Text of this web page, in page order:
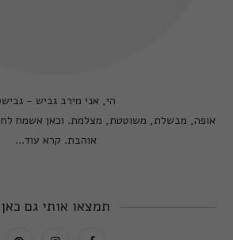
הי, אני מירב גביש -
אופה, מבשלת, משוטטת, מצלמת. וכאן אשמח
אוהבת. קרא עוד...
תמצאו אותי גם כאן